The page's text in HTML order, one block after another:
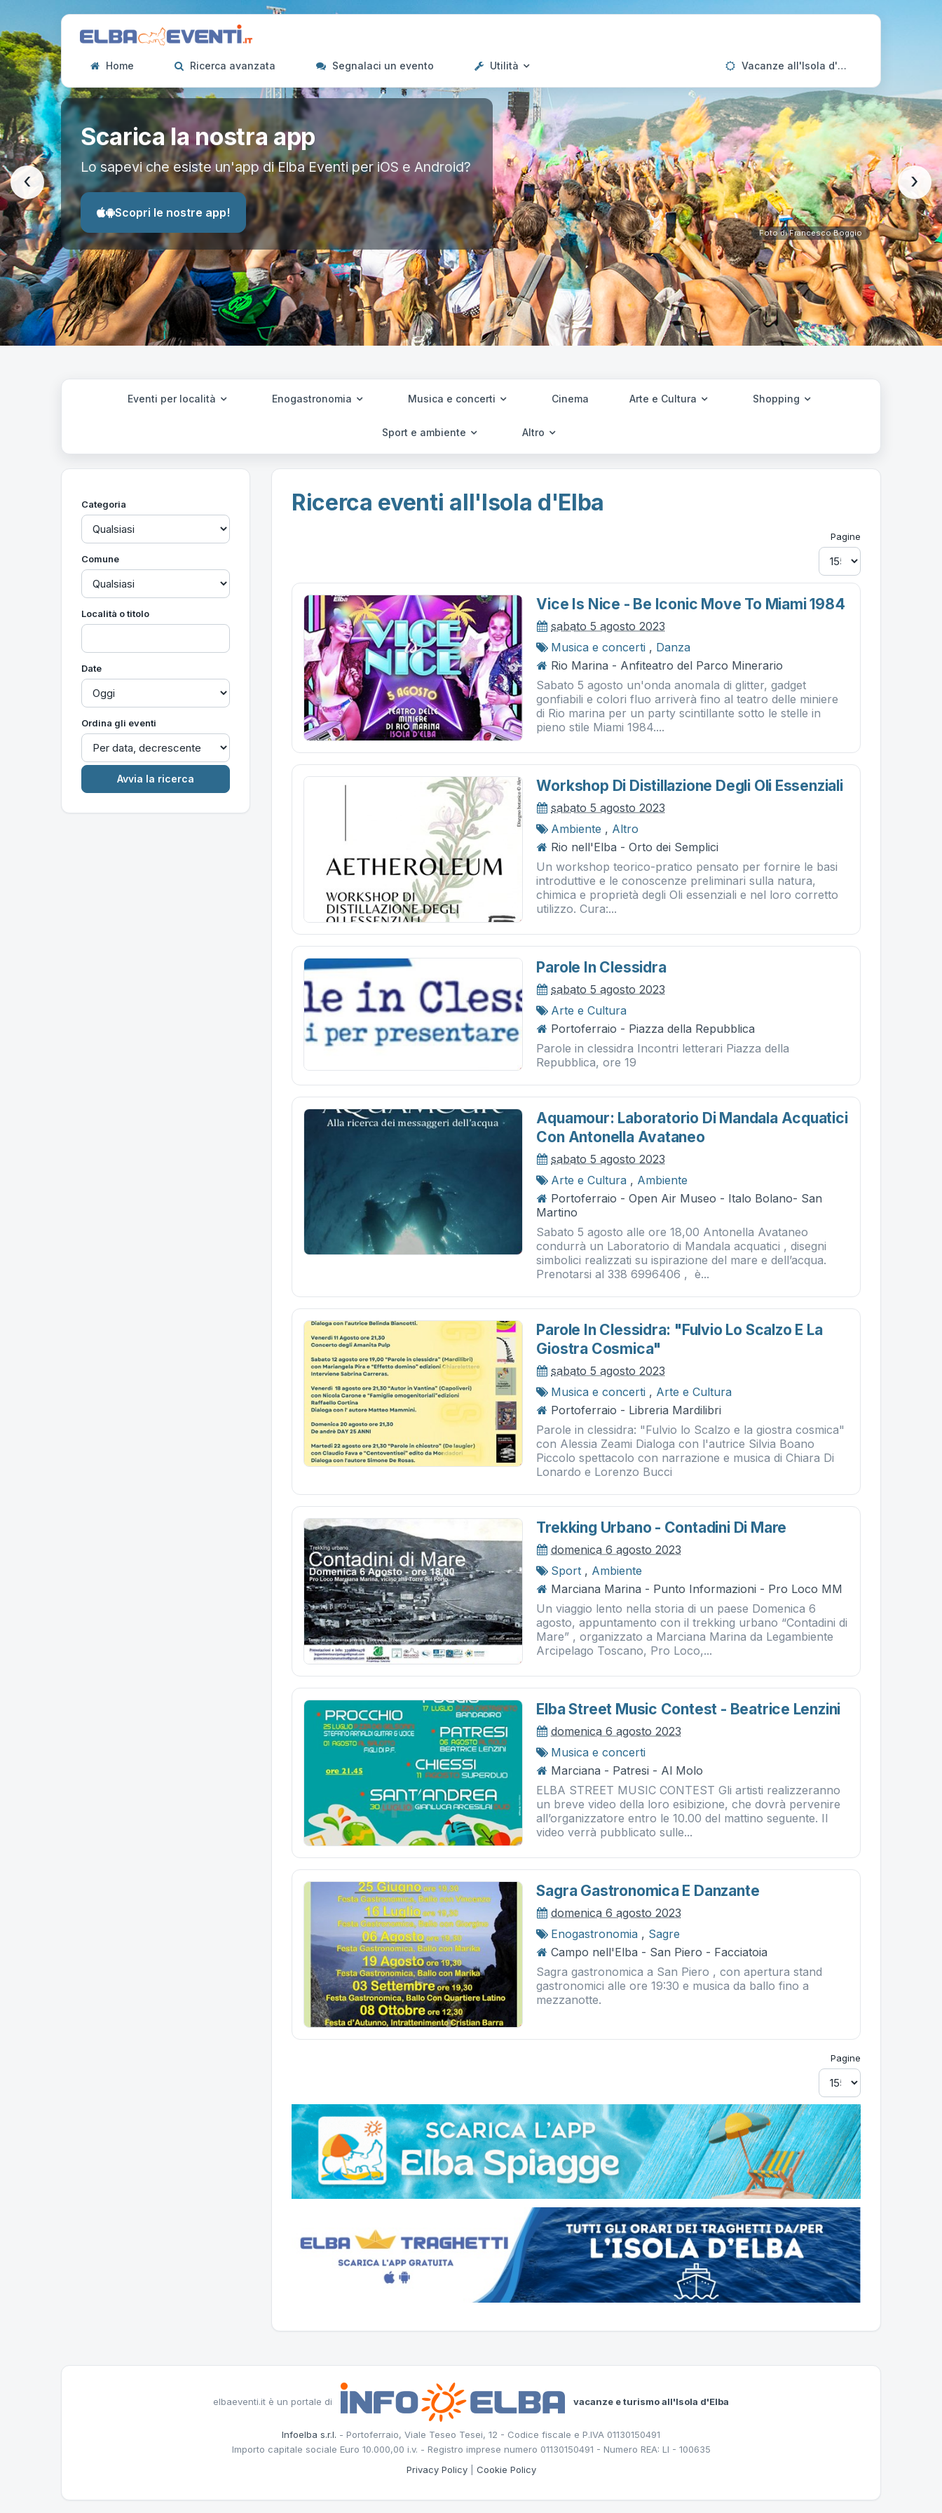
Home Ricerca avanzata Segnalaci un evento Utilità Vacanze all'Isola d'Elba
Scarica la nostra app
Lo sapevi che esiste un'app di Elba Eventi per iOS e Android?
Scopri le nostre app!
Foto di Francesco Boggio
‹ ›
Eventi per località Enogastronomia Musica e concerti Cinema Arte e Cultura Shopping
Sport e ambiente Altro
Categoria
Comune
Località o titolo
Date
Ordina gli eventi
Ricerca eventi all'Isola d'Elba
Pagine
Vice Is Nice - Be Iconic Move To Miami 1984
sabato 5 agosto 2023
Musica e concerti , Danza
Rio Marina - Anfiteatro del Parco Minerario
Sabato 5 agosto un'onda anomala di glitter, gadget
gonfiabili e colori fluo arriverà fino al teatro delle miniere
di Rio marina per un party scintillante sotto le stelle in
pieno stile Miami 1984....
Workshop Di Distillazione Degli Oli Essenziali
sabato 5 agosto 2023
Ambiente , Altro
Rio nell'Elba - Orto dei Semplici
Un workshop teorico-pratico pensato per fornire le basi
introduttive e le conoscenze preliminari sulla natura,
chimica e proprietà degli Oli essenziali e nel loro corretto
utilizzo. Cura:...
Parole In Clessidra
sabato 5 agosto 2023
Arte e Cultura
Portoferraio - Piazza della Repubblica
Parole in clessidra Incontri letterari Piazza della
Repubblica, ore 19
Aquamour: Laboratorio Di Mandala Acquatici
Con Antonella Avataneo
sabato 5 agosto 2023
Arte e Cultura , Ambiente
Portoferraio - Open Air Museo - Italo Bolano- San
Martino
Sabato 5 agosto alle ore 18,00 Antonella Avataneo
condurrà un Laboratorio di Mandala acquatici , disegni
simbolici realizzati su ispirazione del mare e dell’acqua.
Prenotarsi al 338 6996406 , è...
Parole In Clessidra: "fulvio Lo Scalzo E La
Giostra Cosmica"
sabato 5 agosto 2023
Musica e concerti , Arte e Cultura
Portoferraio - Libreria Mardilibri
Parole in clessidra: "Fulvio lo Scalzo e la giostra cosmica"
con Alessia Zeami Dialoga con l'autrice Silvia Boano
Piccolo spettacolo con narrazione e musica di Chiara Di
Lonardo e Lorenzo Bucci
Trekking Urbano - Contadini Di Mare
domenica 6 agosto 2023
Sport , Ambiente
Marciana Marina - Punto Informazioni - Pro Loco MM
Un viaggio lento nella storia di un paese Domenica 6
agosto, appuntamento con il trekking urbano “Contadini di
Mare” , organizzato a Marciana Marina da Legambiente
Arcipelago Toscano, Pro Loco,...
Elba Street Music Contest - Beatrice Lenzini
domenica 6 agosto 2023
Musica e concerti
Marciana - Patresi - Al Molo
ELBA STREET MUSIC CONTEST Gli artisti realizzeranno
un breve video della loro esibizione, che dovrà pervenire
all’organizzatore entro le 10.00 del mattino seguente. Il
video verrà pubblicato sulle...
Sagra Gastronomica E Danzante
domenica 6 agosto 2023
Enogastronomia , Sagre
Campo nell'Elba - San Piero - Facciatoia
Sagra gastronomica a San Piero , con apertura stand
gastronomici alle ore 19:30 e musica da ballo fino a
mezzanotte.
Pagine
elbaeventi.it è un portale di vacanze e turismo all'Isola d'Elba
Infoelba s.r.l. - Portoferraio, Viale Teseo Tesei, 12 - Codice fiscale e P.IVA 01130150491
Importo capitale sociale Euro 10.000,00 i.v. - Registro imprese numero 01130150491 - Numero REA: LI - 100635
Privacy Policy| Cookie Policy